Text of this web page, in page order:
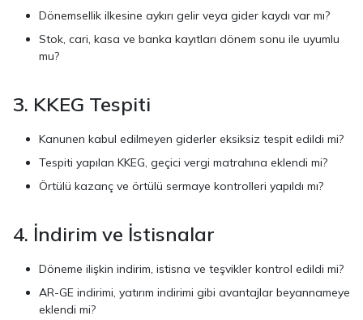
Dönemsellik ilkesine aykırı gelir veya gider kaydı var mı?
Stok, cari, kasa ve banka kayıtları dönem sonu ile uyumlu
mu?
3. KKEG Tespiti
Kanunen kabul edilmeyen giderler eksiksiz tespit edildi mi?
Tespiti yapılan KKEG, geçici vergi matrahına eklendi mi?
Örtülü kazanç ve örtülü sermaye kontrolleri yapıldı mı?
4. İndirim ve İstisnalar
Döneme ilişkin indirim, istisna ve teşvikler kontrol edildi mi?
AR-GE indirimi, yatırım indirimi gibi avantajlar beyannameye
eklendi mi?